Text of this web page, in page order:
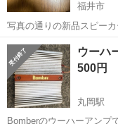
福井市
写真の通りの新品スピーカーです。 附属品もそろっ
ハット 店頭販売価格
福井 福井市 カー
ウーハ
500円
丸岡駅
Bomberのウーハーアンプ